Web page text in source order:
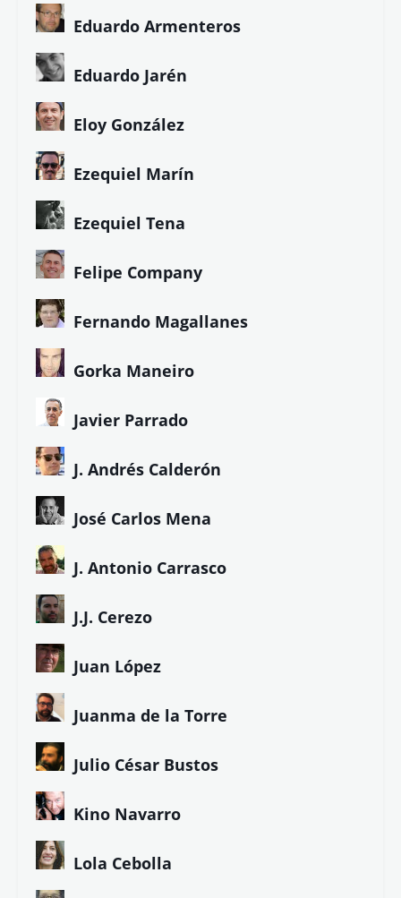
Alberto G. Ibáñez
Ángela Herrero
Antonio Hermosa
Asun Blanco
Bcaes
Bruno Echedo
Carmen Álvarez
Carmen Pita
C.R. Worth
Diana Álvarez
Diego de los Santos
Eduardo Armenteros
Eduardo Jarén
Eloy González
Ezequiel Marín
Ezequiel Tena
Felipe Company
Fernando Magallanes